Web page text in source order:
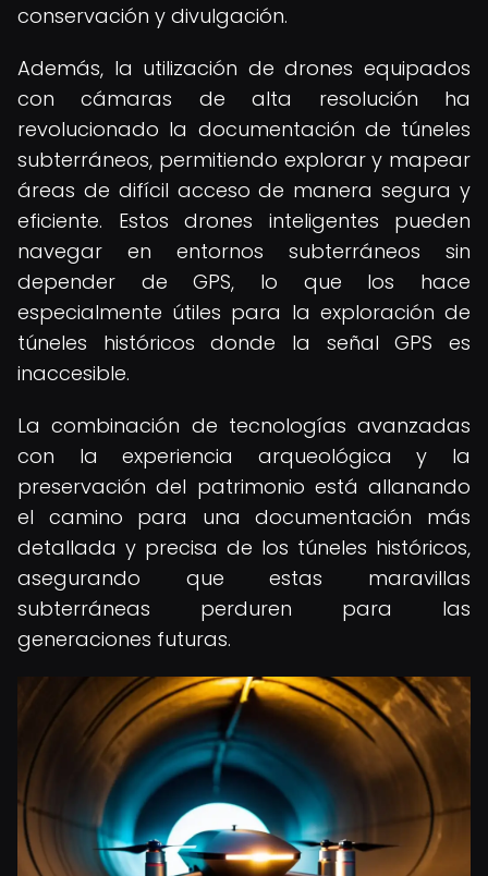
conservación y divulgación.
Además, la utilización de drones equipados
con cámaras de alta resolución ha
revolucionado la documentación de túneles
subterráneos, permitiendo explorar y mapear
áreas de difícil acceso de manera segura y
eficiente. Estos drones inteligentes pueden
navegar en entornos subterráneos sin
depender de GPS, lo que los hace
especialmente útiles para la exploración de
túneles históricos donde la señal GPS es
inaccesible.
La combinación de tecnologías avanzadas
con la experiencia arqueológica y la
preservación del patrimonio está allanando
el camino para una documentación más
detallada y precisa de los túneles históricos,
asegurando que estas maravillas
subterráneas perduren para las
generaciones futuras.